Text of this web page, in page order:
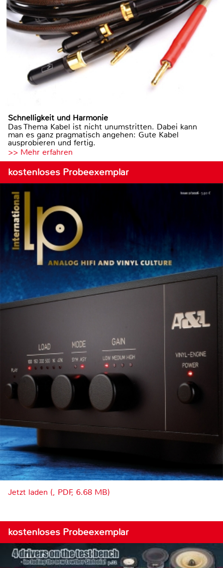
Schnelligkeit und Harmonie
Das Thema Kabel ist nicht unumstritten. Dabei kann
man es ganz pragmatisch angehen: Gute Kabel
ausprobieren und fertig.
>> Mehr erfahren
kostenloses Probeexemplar
Jetzt laden (, PDF, 6.68 MB)
kostenloses Probeexemplar